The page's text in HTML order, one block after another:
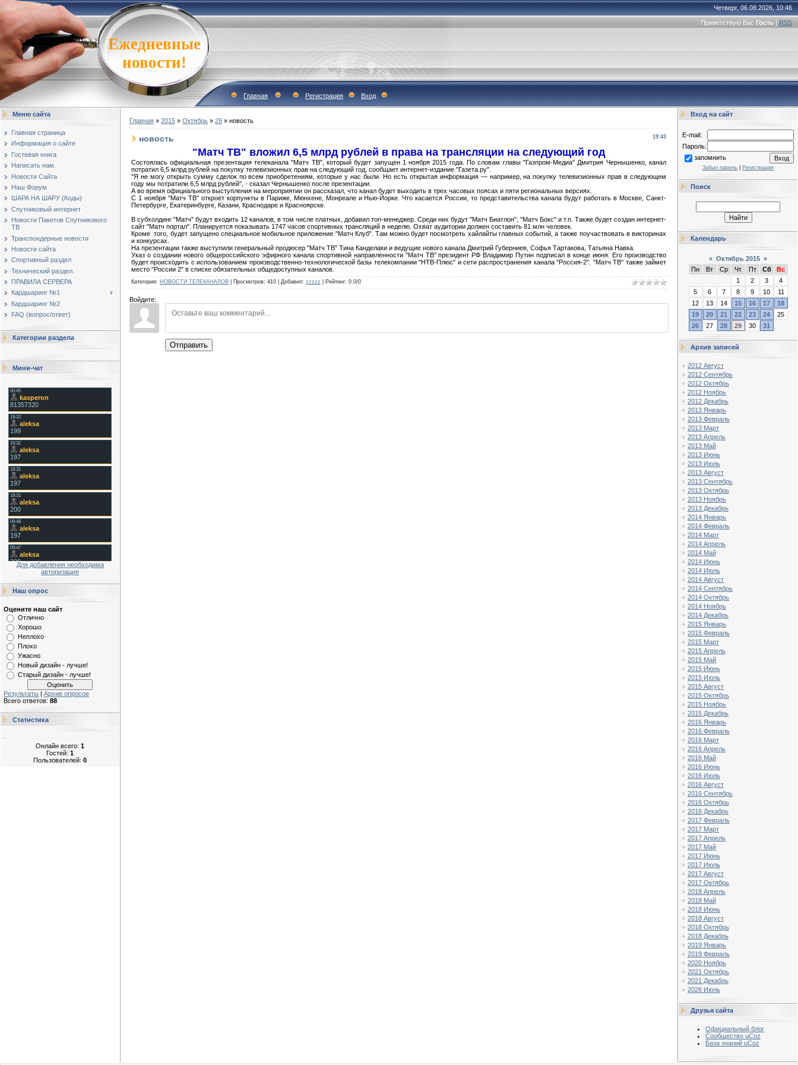
Ежедневные
новости!
Четверг, 06.08.2026, 10:46
Приветствую Вас Гость | RSS
Главная Регистрация Вход
Меню сайта
Главная страница
Информация о сайте
Гостевая книга
Написать нам.
Новости Сайта
Наш Форум
ШАРА НА ШАРУ (Коды)
Спутниковый интернет
Новости Пакетов Спутникового
ТВ
Транспондерные новости
Новости сайта
Спортивный раздел
Технический раздел.
ПРАВИЛА СЕРВЕРА
Кардшаринг №1
Кардшаринг №2
FAQ (вопрос/ответ)
Категории раздела
Мини-чат
Для добавления необходима
авторизация
Наш опрос
Оцените наш сайт
Отлично
Хорошо
Неплохо
Плохо
Ужасно
Новый дизайн - лучше!
Старый дизайн - лучше!
Результаты | Архив опросов
Всего ответов: 88
Статистика
Онлайн всего: 1
Гостей: 1
Пользователей: 0
Главная » 2015 » Октябрь » 29 » новость
19:43
новость
"Матч ТВ" вложил 6,5 млрд рублей в права на трансляции на следующий год
Состоялась официальная презентация телеканала "Матч ТВ", который будет запущен 1 ноября 2015 года. По словам главы "Газпром-Медиа" Дмитрия Чернышенко, канал
потратил 6,5 млрд рублей на покупку телевизионных прав на следующий год, сообщает интернет-издание "Газета.ру".
"Я не могу открыть сумму сделок по всем приобретениям, которые у нас были. Но есть открытая информация — например, на покупку телевизионных прав в следующем
году мы потратили 6,5 млрд рублей", - сказал Чернышенко после презентации.
А во время официального выступления на мероприятии он рассказал, что канал будет выходить в трех часовых поясах и пяти региональных версиях.
С 1 ноября "Матч ТВ" откроет корпункты в Париже, Мюнхене, Монреале и Нью-Йорке. Что касается России, то представительства канала будут работать в Москве, Санкт-
Петербурге, Екатеринбурге, Казани, Краснодаре и Красноярске.
В субхолдинг "Матч" будут входить 12 каналов, в том числе платных, добавил топ-менеджер. Среди них будут "Матч Биатлон", "Матч Бокс" и т.п. Также будет создан интернет-
сайт "Матч портал". Планируется показывать 1747 часов спортивных трансляций в неделю. Охват аудитории должен составить 81 млн человек.
Кроме того, будет запущено специальное мобильное приложение "Матч Клуб". Там можно будет посмотреть хайлайты главных событий, а также поучаствовать в викторинах
и конкурсах.
На презентации также выступили генеральный продюсер "Матч ТВ" Тина Канделаки и ведущие нового канала Дмитрий Губерниев, Софья Тартакова, Татьяна Навка.
Указ о создании нового общероссийского эфирного канала спортивной направленности "Матч ТВ" президент РФ Владимир Путин подписал в конце июня. Его производство
будет происходить с использованием производственно-технологической базы телекомпании "НТВ-Плюс" и сети распространения канала "Россия-2". "Матч ТВ" также займет
место "России 2" в списке обязательных общедоступных каналов.
Категория: НОВОСТИ ТЕЛЕКАНАЛОВ Просмотров: 410 Добавил: zzzzz Рейтинг: 0.0/0
Войдите:
Отправить
Вход на сайт
E-mail:
Пароль:
запомнить
Забыл пароль Регистрация
Поиск
Календарь
« Октябрь 2015 »
Пн
Вт Ср Чт Пт Сб
Вс
1
2 3
4
5
6 7 8 9 10
11
12
13 14 15 16 17
18
19
20 21 22 23 24
25
26
27 28 29 30 31
Архив записей
2012 Август
2012 Сентябрь
2012 Октябрь
2012 Ноябрь
2012 Декабрь
2013 Январь
2013 Февраль
2013 Март
2013 Апрель
2013 Май
2013 Июнь
2013 Июль
2013 Август
2013 Сентябрь
2013 Октябрь
2013 Ноябрь
2013 Декабрь
2014 Январь
2014 Февраль
2014 Март
2014 Апрель
2014 Май
2014 Июнь
2014 Июль
2014 Август
2014 Сентябрь
2014 Октябрь
2014 Ноябрь
2014 Декабрь
2015 Январь
2015 Февраль
2015 Март
2015 Апрель
2015 Май
2015 Июнь
2015 Июль
2015 Август
2015 Октябрь
2015 Ноябрь
2015 Декабрь
2016 Январь
2016 Февраль
2016 Март
2016 Апрель
2016 Май
2016 Июнь
2016 Июль
2016 Август
2016 Сентябрь
2016 Октябрь
2016 Декабрь
2017 Февраль
2017 Март
2017 Апрель
2017 Май
2017 Июнь
2017 Июль
2017 Август
2017 Октябрь
2018 Апрель
2018 Май
2018 Июнь
2018 Август
2018 Октябрь
2018 Декабрь
2019 Январь
2019 Февраль
2020 Ноябрь
2021 Октябрь
2021 Декабрь
2026 Июль
Друзья сайта
Официальный блог
Сообщество uCoz
База знаний uCoz